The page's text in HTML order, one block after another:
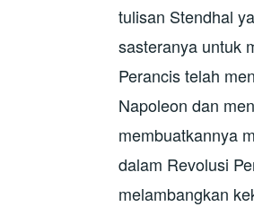
tulisan Stendhal
sasteranya untuk
Perancis telah
Napoleon dan
membuatkannya
dalam Revolusi
melambangkan